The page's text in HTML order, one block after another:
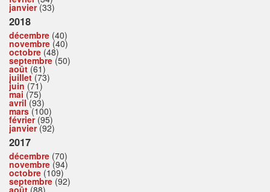
janvier(33)
2018
décembre (40)
novembre (40)
octobre (48)
septembre (50)
août (61)
juillet(73)
juin (71)
mai (75)
avril(93)
mars(100)
février(95)
janvier(92)
2017
décembre (70)
novembre (94)
octobre (109)
septembre (92)